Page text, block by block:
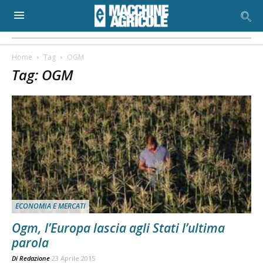
Home Tag OGM
Tag: OGM
ECONOMIA E MERCATI
Ogm, l’Europa lascia agli Stati l’ultima
parola
Di Redazione 23 Aprile 2015